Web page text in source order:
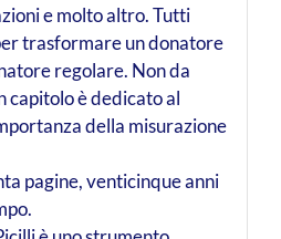
e molto altro. Tutti
trasformare un donatore
regolare. Non da
capitolo è dedicato al
della misurazione
pagine, venticinque anni